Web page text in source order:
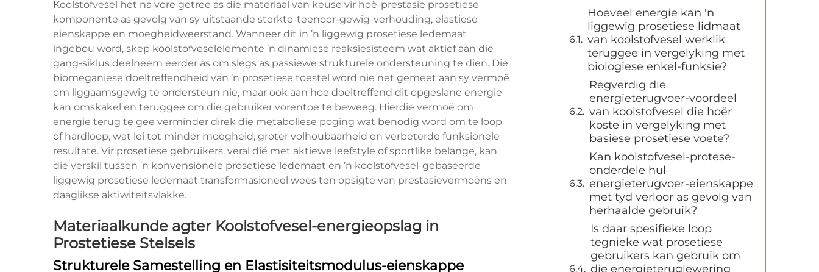
Koolstofvesel het na vore getree as die materiaal van keuse vir hoë-prestasie prosetiese
komponente as gevolg van sy uitstaande sterkte-teenoor-gewig-verhouding, elastiese
eienskappe en moegheidweerstand. Wanneer dit in ’n liggewig prosetiese ledemaat
ingebou word, skep koolstofveselelemente ’n dinamiese reaksiesisteem wat aktief aan die
gang-siklus deelneem eerder as om slegs as passiewe strukturele ondersteuning te dien. Die
biomeganiese doeltreffendheid van ’n prosetiese toestel word nie net gemeet aan sy vermoë
om liggaamsgewig te ondersteun nie, maar ook aan hoe doeltreffend dit opgeslane energie
kan omskakel en teruggee om die gebruiker vorentoe te beweeg. Hierdie vermoë om
energie terug te gee verminder direk die metaboliese poging wat benodig word om te loop
of hardloop, wat lei tot minder moegheid, groter volhoubaarheid en verbeterde funksionele
resultate. Vir prosetiese gebruikers, veral dié met aktiewe leefstyle of sportlike belange, kan
die verskil tussen ’n konvensionele prosetiese ledemaat en ’n koolstofvesel-gebaseerde
liggewig prosetiese ledemaat transformasioneel wees ten opsigte van prestasievermoëns en
daaglikse aktiwiteitsvlakke.
Materiaalkunde agter Koolstofvesel-energieopslag in
Prostetiese Stelsels
Strukturele Samestelling en Elastisiteitsmodulus-eienskappe
Hoeveel energie kan 'n
liggewig prosetiese lidmaat
van koolstofvesel werklik
teruggee in vergelyking met
biologiese enkel-funksie?
Regverdig die
energieterugvoer-voordeel
van koolstofvesel die hoër
koste in vergelyking met
basiese prosetiese voete?
Kan koolstofvesel-protese-
onderdele hul
energieterugvoer-eienskappe
met tyd verloor as gevolg van
herhaalde gebruik?
Is daar spesifieke loop
tegnieke wat prosetiese
gebruikers kan gebruik om
die energieteruglewering